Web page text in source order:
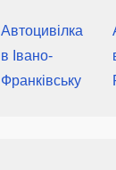
Автоцивілка
в Івано-
Франківську